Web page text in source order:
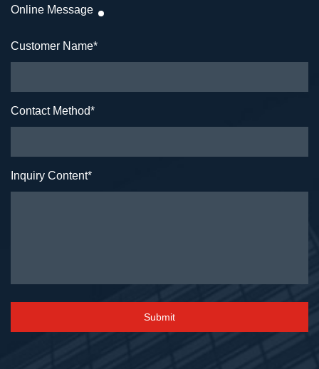
Online Message
Customer Name*
Contact Method*
Inquiry Content*
Submit